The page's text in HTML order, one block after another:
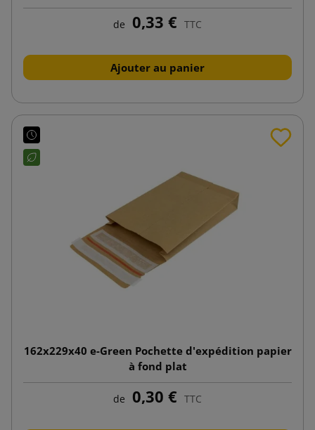
de 0,33 € TTC
Ajouter au panier
162x229x40 e-Green Pochette d'expédition papier
à fond plat
de 0,30 € TTC